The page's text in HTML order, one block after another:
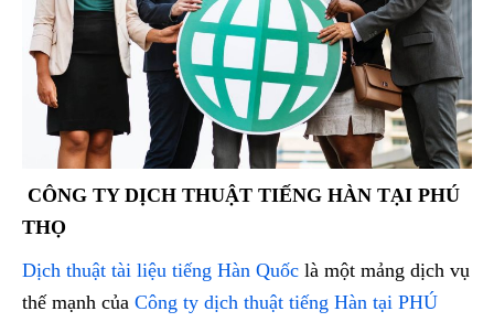
CÔNG TY DỊCH THUẬT TIẾNG HÀN TẠI PHÚ
THỌ
Dịch thuật tài liệu tiếng Hàn Quốc là một mảng dịch vụ
thế mạnh của Công ty dịch thuật tiếng Hàn tại PHÚ